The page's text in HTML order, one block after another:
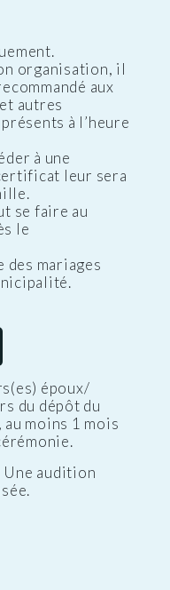
organisation, il
aux
autres
à l’heure
à une
leur sera
se faire au
le
des mariages
époux/
du dépôt du
moins 1 mois
audition